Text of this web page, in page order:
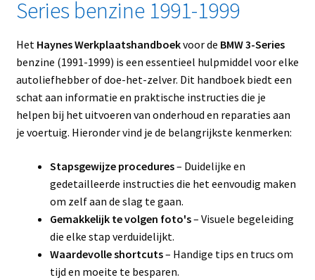
Series benzine 1991-1999
Het Haynes Werkplaatshandboekvoor de BMW 3-Series
benzine (1991-1999) is een essentieel hulpmiddel voor elke
autoliefhebber of doe-het-zelver. Dit handboek biedt een
schat aan informatie en praktische instructies die je
helpen bij het uitvoeren van onderhoud en reparaties aan
je voertuig. Hieronder vind je de belangrijkste kenmerken:
Stapsgewijze procedures– Duidelijke en
gedetailleerde instructies die het eenvoudig maken
om zelf aan de slag te gaan.
Gemakkelijk te volgen foto's– Visuele begeleiding
die elke stap verduidelijkt.
Waardevolle shortcuts– Handige tips en trucs om
tijd en moeite te besparen.